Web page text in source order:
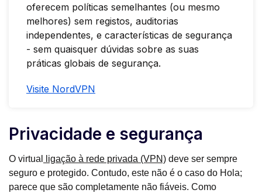
oferecem políticas semelhantes (ou mesmo
melhores) sem registos, auditorias
independentes, e características de segurança
- sem quaisquer dúvidas sobre as suas
práticas globais de segurança.
Visite NordVPN
Privacidade e segurança
O virtual ligação à rede privada (VPN) deve ser sempre
seguro e protegido. Contudo, este não é o caso do Hola;
parece que são completamente não fiáveis. Como